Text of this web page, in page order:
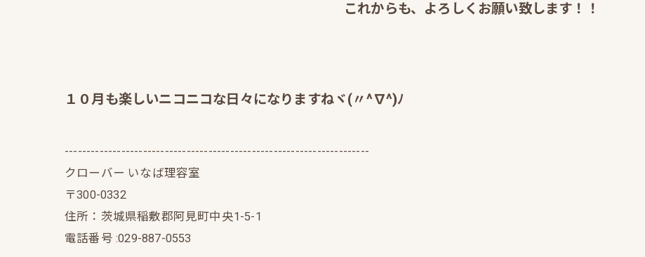
これからも、よろしくお願い致します！！
１０月も楽しいニコニコな日々になりますねヾ(〃^∇^)ﾉ
----------------------------------------------------------------------
クローバー いなば理容室
〒300-0332
住所：茨城県稲敷郡阿見町中央1-5-1
電話番号 :029-887-0553